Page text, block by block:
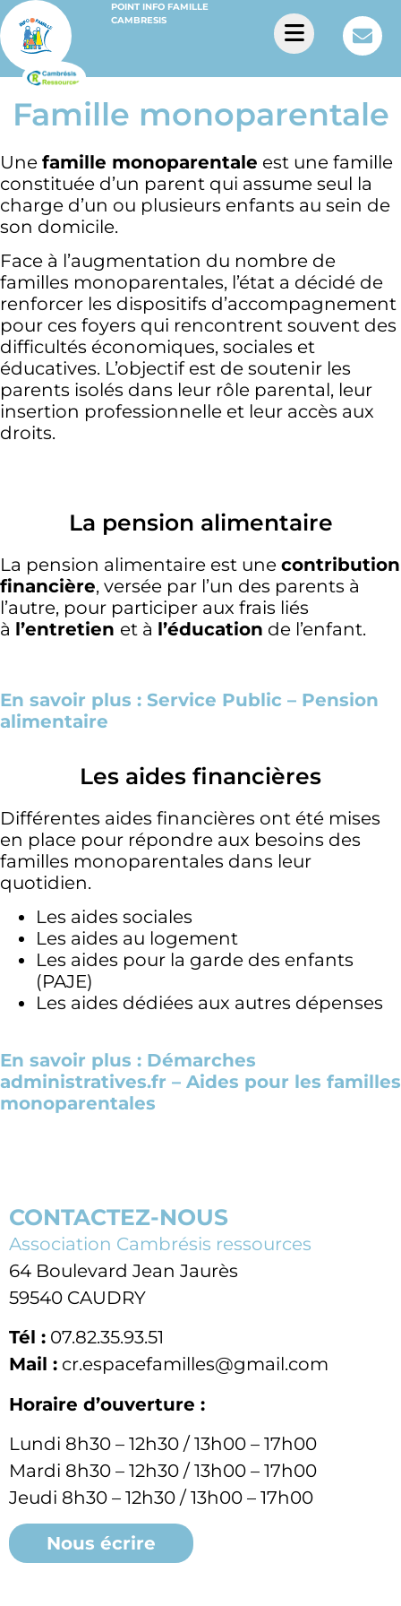
POINT INFO FAMILLE
CAMBRESIS
Famille monoparentale
Une famille monoparentale est une famille
constituée d’un parent qui assume seul la
charge d’un ou plusieurs enfants au sein de
son domicile.
Face à l’augmentation du nombre de
familles monoparentales, l’état a décidé de
renforcer les dispositifs d’accompagnement
pour ces foyers qui rencontrent souvent des
difficultés économiques, sociales et
éducatives. L’objectif est de soutenir les
parents isolés dans leur rôle parental, leur
insertion professionnelle et leur accès aux
droits.
La pension alimentaire
La pension alimentaire est une contribution
financière, versée par l’un des parents à
l’autre, pour participer aux frais liés
à l’entretien et à l’éducation de l’enfant.
En savoir plus : Service Public – Pension
alimentaire
Les aides financières
Différentes aides financières ont été mises
en place pour répondre aux besoins des
familles monoparentales dans leur
quotidien.
Les aides sociales
Les aides au logement
Les aides pour la garde des enfants
(PAJE)
Les aides dédiées aux autres dépenses
En savoir plus : Démarches
administratives.fr – Aides pour les familles
monoparentales
CONTACTEZ-NOUS
Association Cambrésis ressources
64 Boulevard Jean Jaurès
59540 CAUDRY
Tél : 07.82.35.93.51
Mail : cr.espacefamilles@gmail.com
Horaire d’ouverture :
Lundi 8h30 – 12h30 / 13h00 – 17h00
Mardi 8h30 – 12h30 / 13h00 – 17h00
Jeudi 8h30 – 12h30 / 13h00 – 17h00
Nous écrire